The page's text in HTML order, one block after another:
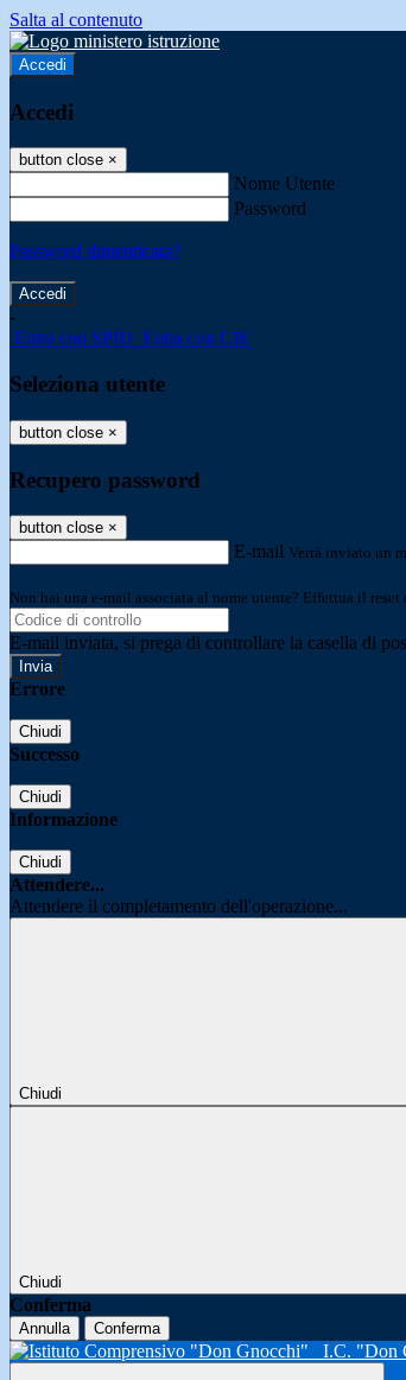
Salta al contenuto
Accedi
Accedi
button close ×
Nome Utente
Password
Password dimenticata?
-
Entra con SPID Entra con CIE
Seleziona utente
button close ×
Recupero password
button close ×
E-mail Verrà inviato un
Non hai una e-mail associata al nome utente? Effettua il
E-mail inviata, si prega di controllare la casella di
Errore
Chiudi
Successo
Chiudi
Informazione
Chiudi
Attendere...
Attendere il completamento dell'operazione...
Chiudi
Chiudi
Conferma
Annulla Conferma
I.C. "Don